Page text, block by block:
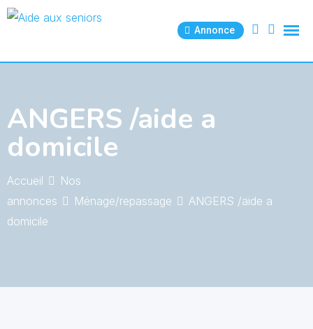
Skip
Annonce
ANGERS /aide a
domicile
Accueil
Nos
annonces
Ménage/repassage
ANGERS /aide a
domicile